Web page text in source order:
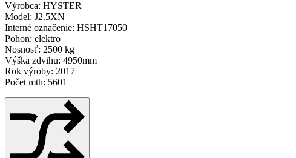
Výrobca: HYSTER
Model: J2.5XN
Interné označenie: HSHT17050
Pohon: elektro
Nosnosť: 2500 kg
Výška zdvihu: 4950mm
Rok výroby: 2017
Počet mth: 5601